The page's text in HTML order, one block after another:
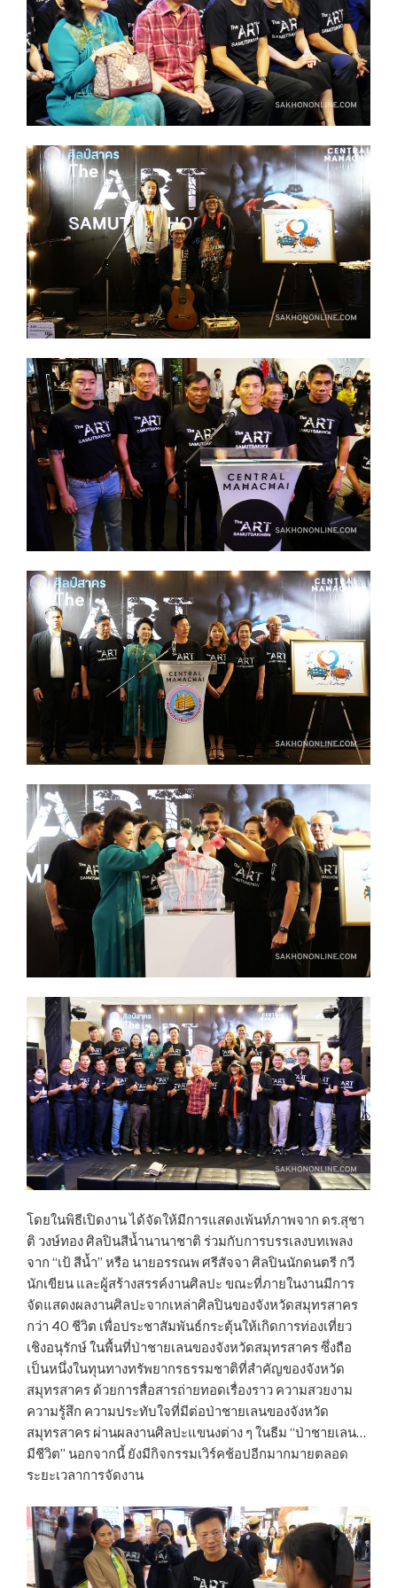
โดยในพิธีเปิดงาน ได้จัดให้มีการแสดงเพ้นท์ภาพจาก ดร.สุชา
ติ วงษ์ทอง ศิลปินสีน้ำนานาชาติ ร่วมกับการบรรเลงบทเพลง
จาก “เป้ สีน้ำ” หรือ นายอรรณพ ศรีสัจจา ศิลปินนักดนตรี กวี
นักเขียน และผู้สร้างสรรค์งานศิลปะ ขณะที่ภายในงานมีการ
จัดแสดงผลงานศิลปะจากเหล่าศิลปินของจังหวัดสมุทรสาคร
กว่า 40 ชีวิต เพื่อประชาสัมพันธ์กระตุ้นให้เกิดการท่องเที่ยว
เชิงอนุรักษ์ ในพื้นที่ป่าชายเลนของจังหวัดสมุทรสาคร ซึ่งถือ
เป็นหนึ่งในทุนทางทรัพยากรธรรมชาติที่สำคัญของจังหวัด
สมุทรสาคร ด้วยการสื่อสารถ่ายทอดเรื่องราว ความสวยงาม
ความรู้สึก ความประทับใจที่มีต่อป่าชายเลนของจังหวัด
สมุทรสาคร ผ่านผลงานศิลปะแขนงต่าง ๆ ในธีม “ป่าชายเลน…
มีชีวิต” นอกจากนี้ ยังมีกิจกรรมเวิร์คช้อปอีกมากมายตลอด
ระยะเวลาการจัดงาน